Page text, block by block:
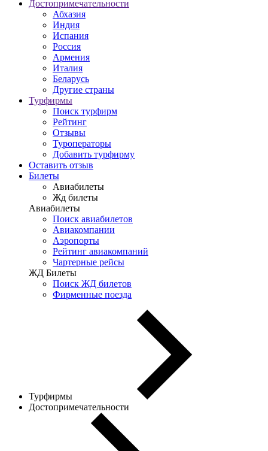
Достопримечательности
Абхазия
Индия
Испания
Россия
Армения
Италия
Беларусь
Другие страны
Турфирмы
Поиск турфирм
Рейтинг
Отзывы
Туроператоры
Добавить турфирму
Оставить отзыв
Билеты
Авиабилеты
Жд билеты
Авиабилеты
Поиск авиабилетов
Авиакомпании
Аэропорты
Рейтинг авиакомпаний
Чартерные рейсы
ЖД Билеты
Поиск ЖД билетов
Фирменные поезда
Турфирмы
Достопримечательности